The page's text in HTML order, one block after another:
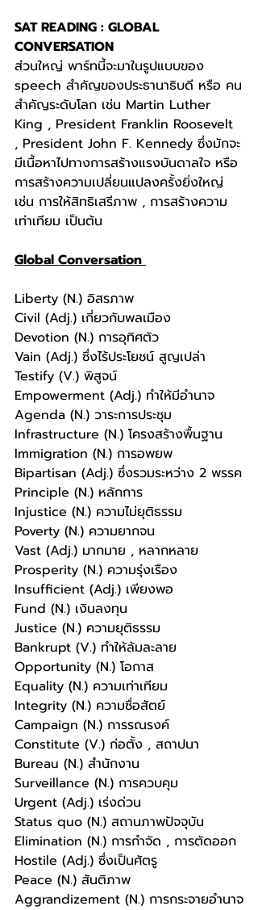
SAT READING : GLOBAL
CONVERSATION
ส่วนใหญ่ พาร์ทนี้จะมาในรูปแบบของ
speech สำคัญของประธานาธิบดี หรือ คน
สำคัญระดับโลก เช่น Martin Luther
King , President Franklin Roosevelt
, President John F. Kennedy ซึ่งมักจะ
มีเนื้อหาไปทางการสร้างแรงบันดาลใจ หรือ
การสร้างความเปลี่ยนแปลงครั้งยิ่งใหญ่
เช่น การให้สิทธิเสรีภาพ , การสร้างความ
เท่าเทียม เป็นต้น
Global Conversation
Liberty (N.) อิสรภาพ
Civil (Adj.) เกี่ยวกับพลเมือง
Devotion (N.) การอุทิศตัว
Vain (Adj.) ซึ่งไร้ประโยชน์ สูญเปล่า
Testify (V.) พิสูจน์
Empowerment (Adj.) ทำให้มีอำนาจ
Agenda (N.) วาระการประชุม
Infrastructure (N.) โครงสร้างพื้นฐาน
Immigration (N.) การอพยพ
Bipartisan (Adj.) ซึ่งรวมระหว่าง 2 พรรค
Principle (N.) หลักการ
Injustice (N.) ความไม่ยุติธรรม
Poverty (N.) ความยากจน
Vast (Adj.) มากมาย , หลากหลาย
Prosperity (N.) ความรุ่งเรือง
Insufficient (Adj.) เพียงพอ
Fund (N.) เงินลงทุน
Justice (N.) ความยุติธรรม
Bankrupt (V.) ทำให้ล้มละลาย
Opportunity (N.) โอกาส
Equality (N.) ความเท่าเทียม
Integrity (N.) ความซื่อสัตย์
Campaign (N.) การรณรงค์
Constitute (V.) ก่อตั้ง , สถาปนา
Bureau (N.) สำนักงาน
Surveillance (N.) การควบคุม
Urgent (Adj.) เร่งด่วน
Status quo (N.) สถานภาพปัจจุบัน
Elimination (N.) การกำจัด , การตัดออก
Hostile (Adj.) ซึ่งเป็นศัตรู
Peace (N.) สันติภาพ
Aggrandizement (N.) การกระจายอำนาจ